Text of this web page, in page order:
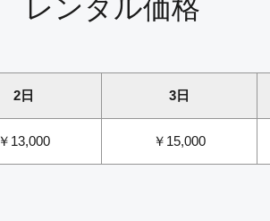
レンタル価格
2日 3日
￥13,000 ￥15,000